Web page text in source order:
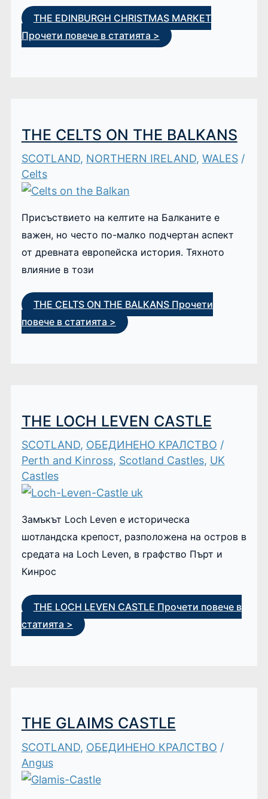
THE EDINBURGH CHRISTMAS MARKET
Прочети повече в статията >
THE CELTS ON THE BALKANS
SCOTLAND, NORTHERN IRELAND, WALES/
Celts
Присъствието на келтите на Балканите е
важен, но често по-малко подчертан аспект
от древната европейска история. Тяхното
влияние в този
THE CELTS ON THE BALKANSПрочети
повече в статията >
THE LOCH LEVEN CASTLE
SCOTLAND, ОБЕДИНЕНО КРАЛСТВО /
Perth and Kinross, Scotland Castles, UK
Castles
Замъкът Loch Leven е историческа
шотландска крепост, разположена на остров в
средата на Loch Leven, в графство Пърт и
Кинрос
THE LOCH LEVEN CASTLE Прочети повече в
статията >
THE GLAIMS CASTLE
SCOTLAND, ОБЕДИНЕНО КРАЛСТВО /
Angus